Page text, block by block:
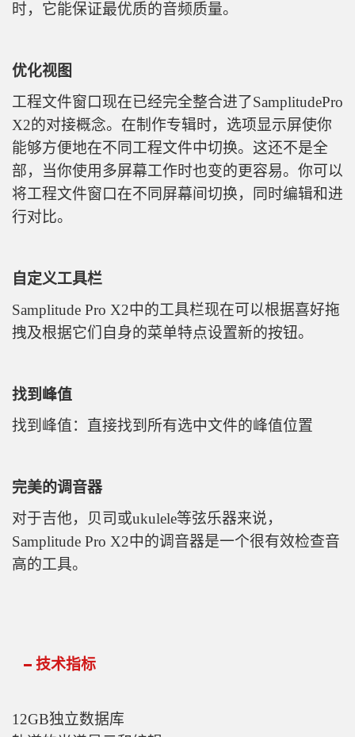
时，它能保证最优质的音频质量。
优化视图
工程文件窗口现在已经完全整合进了SamplitudePro
X2的对接概念。在制作专辑时，选项显示屏使你
能够方便地在不同工程文件中切换。这还不是全
部，当你使用多屏幕工作时也变的更容易。你可以
将工程文件窗口在不同屏幕间切换，同时编辑和进
行对比。
自定义工具栏
Samplitude Pro X2中的工具栏现在可以根据喜好拖
拽及根据它们自身的菜单特点设置新的按钮。
找到峰值
找到峰值：直接找到所有选中文件的峰值位置
完美的调音器
对于吉他，贝司或ukulele等弦乐器来说，
Samplitude Pro X2中的调音器是一个很有效检查音
高的工具。
技术指标
12GB独立数据库